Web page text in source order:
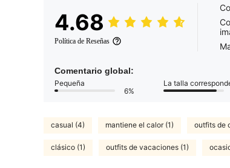
4.68
Política de Reseñas
Comentario global:
Pequeña
6%
La talla
casual (4) mantiene el calor (1) outfits de
clásico (1) outfits de vacaciones (1)